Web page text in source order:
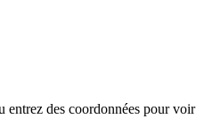
entrez des coordonnées pour voir
USGS, AEX, GeoEye,
and the GIS User Community